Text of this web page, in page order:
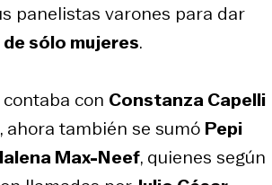
panelistas varones para dar
de sólo mujeres.
con Constanza Capelli
, ahora también se sumó Pepi
Max-Neef, quienes según